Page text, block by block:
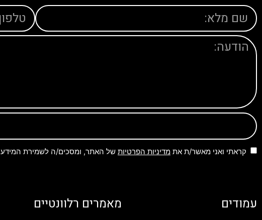
קראתי ואני מאשר/ת את מדיניות הפרטיות של האתר, ומסכים/ה לשמירת המידע
עמודים מאמרים רלוונטיים